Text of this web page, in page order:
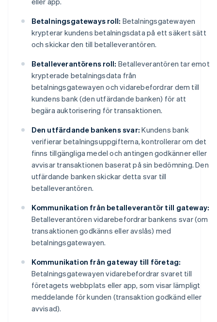
Betalningsgateways roll: Betalningsgatewayen
krypterar kundens betalningsdata på ett säkert sätt
och skickar den till betalleverantören.
Betalleverantörens roll: Betalleverantören tar emot
krypterade betalningsdata från
betalningsgatewayen och vidarebefordrar dem till
kundens bank (den utfärdande banken) för att
begära auktorisering för transaktionen.
Den utfärdande bankens svar: Kundens bank
verifierar betalningsuppgifterna, kontrollerar om det
finns tillgängliga medel och antingen godkänner eller
avvisar transaktionen baserat på sin bedömning. Den
utfärdande banken skickar detta svar till
betalleverantören.
Kommunikation från betalleverantör till gateway:
Betalleverantören vidarebefordrar bankens svar (om
transaktionen godkänns eller avslås) med
betalningsgatewayen.
Kommunikation från gateway till företag:
Betalningsgatewayen vidarebefordrar svaret till
företagets webbplats eller app, som visar lämpligt
meddelande för kunden (transaktion godkänd eller
avvisad).